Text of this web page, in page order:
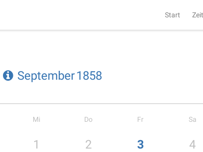
Start
September1858
Mi Do Fr Sa
1 2 3 4